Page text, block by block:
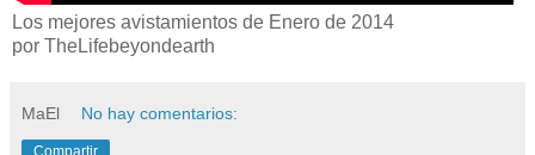
Los mejores avistamientos de Enero de 2014
por TheLifebeyondearth
MaEl No hay comentarios:
Compartir